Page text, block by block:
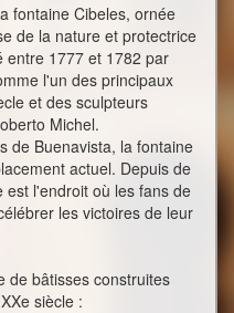
fontaine Cibeles, ornée
de la nature et protectrice
entre 1777 et 1782 par
l'un des principaux
et des sculpteurs
Michel.
de Buenavista, la fontaine
actuel. Depuis de
est l'endroit où les fans de
les victoires de leur
de bâtisses construites
siècle :